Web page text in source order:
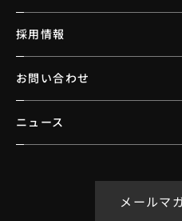
採用情報
お問い合わせ
ニュース
メールマ